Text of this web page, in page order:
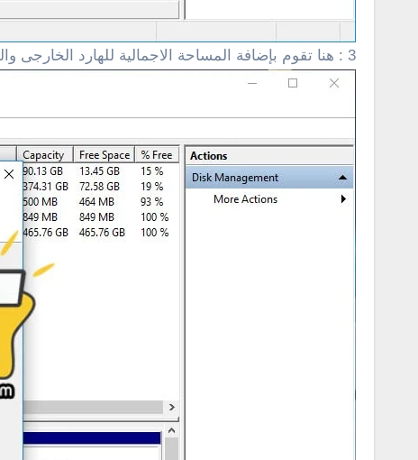
3 : هنا تقوم بإضافة المساحة الاجمالية للهارد الخارجى والنقر على next .